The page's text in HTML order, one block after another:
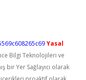
Yasal
Bilgi Teknolojileri ve
bir Yer Sağlayıcı olarak